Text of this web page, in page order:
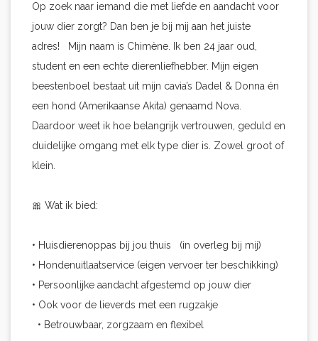
Op zoek naar iemand die met liefde en aandacht voor
jouw dier zorgt? Dan ben je bij mij aan het juiste
adres! Mijn naam is Chimène. Ik ben 24 jaar oud,
student en een echte dierenliefhebber. Mijn eigen
beestenboel bestaat uit mijn cavia’s Dadel & Donna én
een hond (Amerikaanse Akita) genaamd Nova.
Daardoor weet ik hoe belangrijk vertrouwen, geduld en
duidelijke omgang met elk type dier is. Zowel groot of
klein.
🎀 Wat ik bied:
• Huisdierenoppas bij jou thuis (in overleg bij mij)
• Hondenuitlaatservice (eigen vervoer ter beschikking)
• Persoonlijke aandacht afgestemd op jouw dier
• Ook voor de lieverds met een rugzakje
• Betrouwbaar, zorgzaam en flexibel